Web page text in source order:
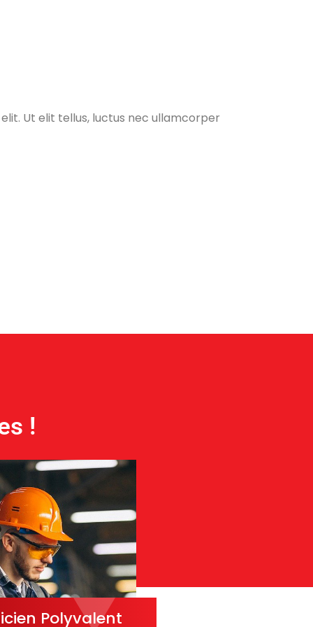
Ut elit tellus, luctus nec ullamcorper
!
Polyvalent